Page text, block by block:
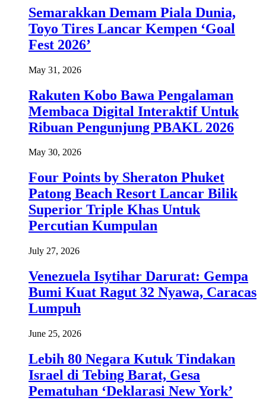
Semarakkan Demam Piala Dunia,
Toyo Tires Lancar Kempen ‘Goal
Fest 2026’
May 31, 2026
Rakuten Kobo Bawa Pengalaman
Membaca Digital Interaktif Untuk
Ribuan Pengunjung PBAKL 2026
May 30, 2026
Four Points by Sheraton Phuket
Patong Beach Resort Lancar Bilik
Superior Triple Khas Untuk
Percutian Kumpulan
July 27, 2026
Venezuela Isytihar Darurat: Gempa
Bumi Kuat Ragut 32 Nyawa, Caracas
Lumpuh
June 25, 2026
Lebih 80 Negara Kutuk Tindakan
Israel di Tebing Barat, Gesa
Pematuhan ‘Deklarasi New York’